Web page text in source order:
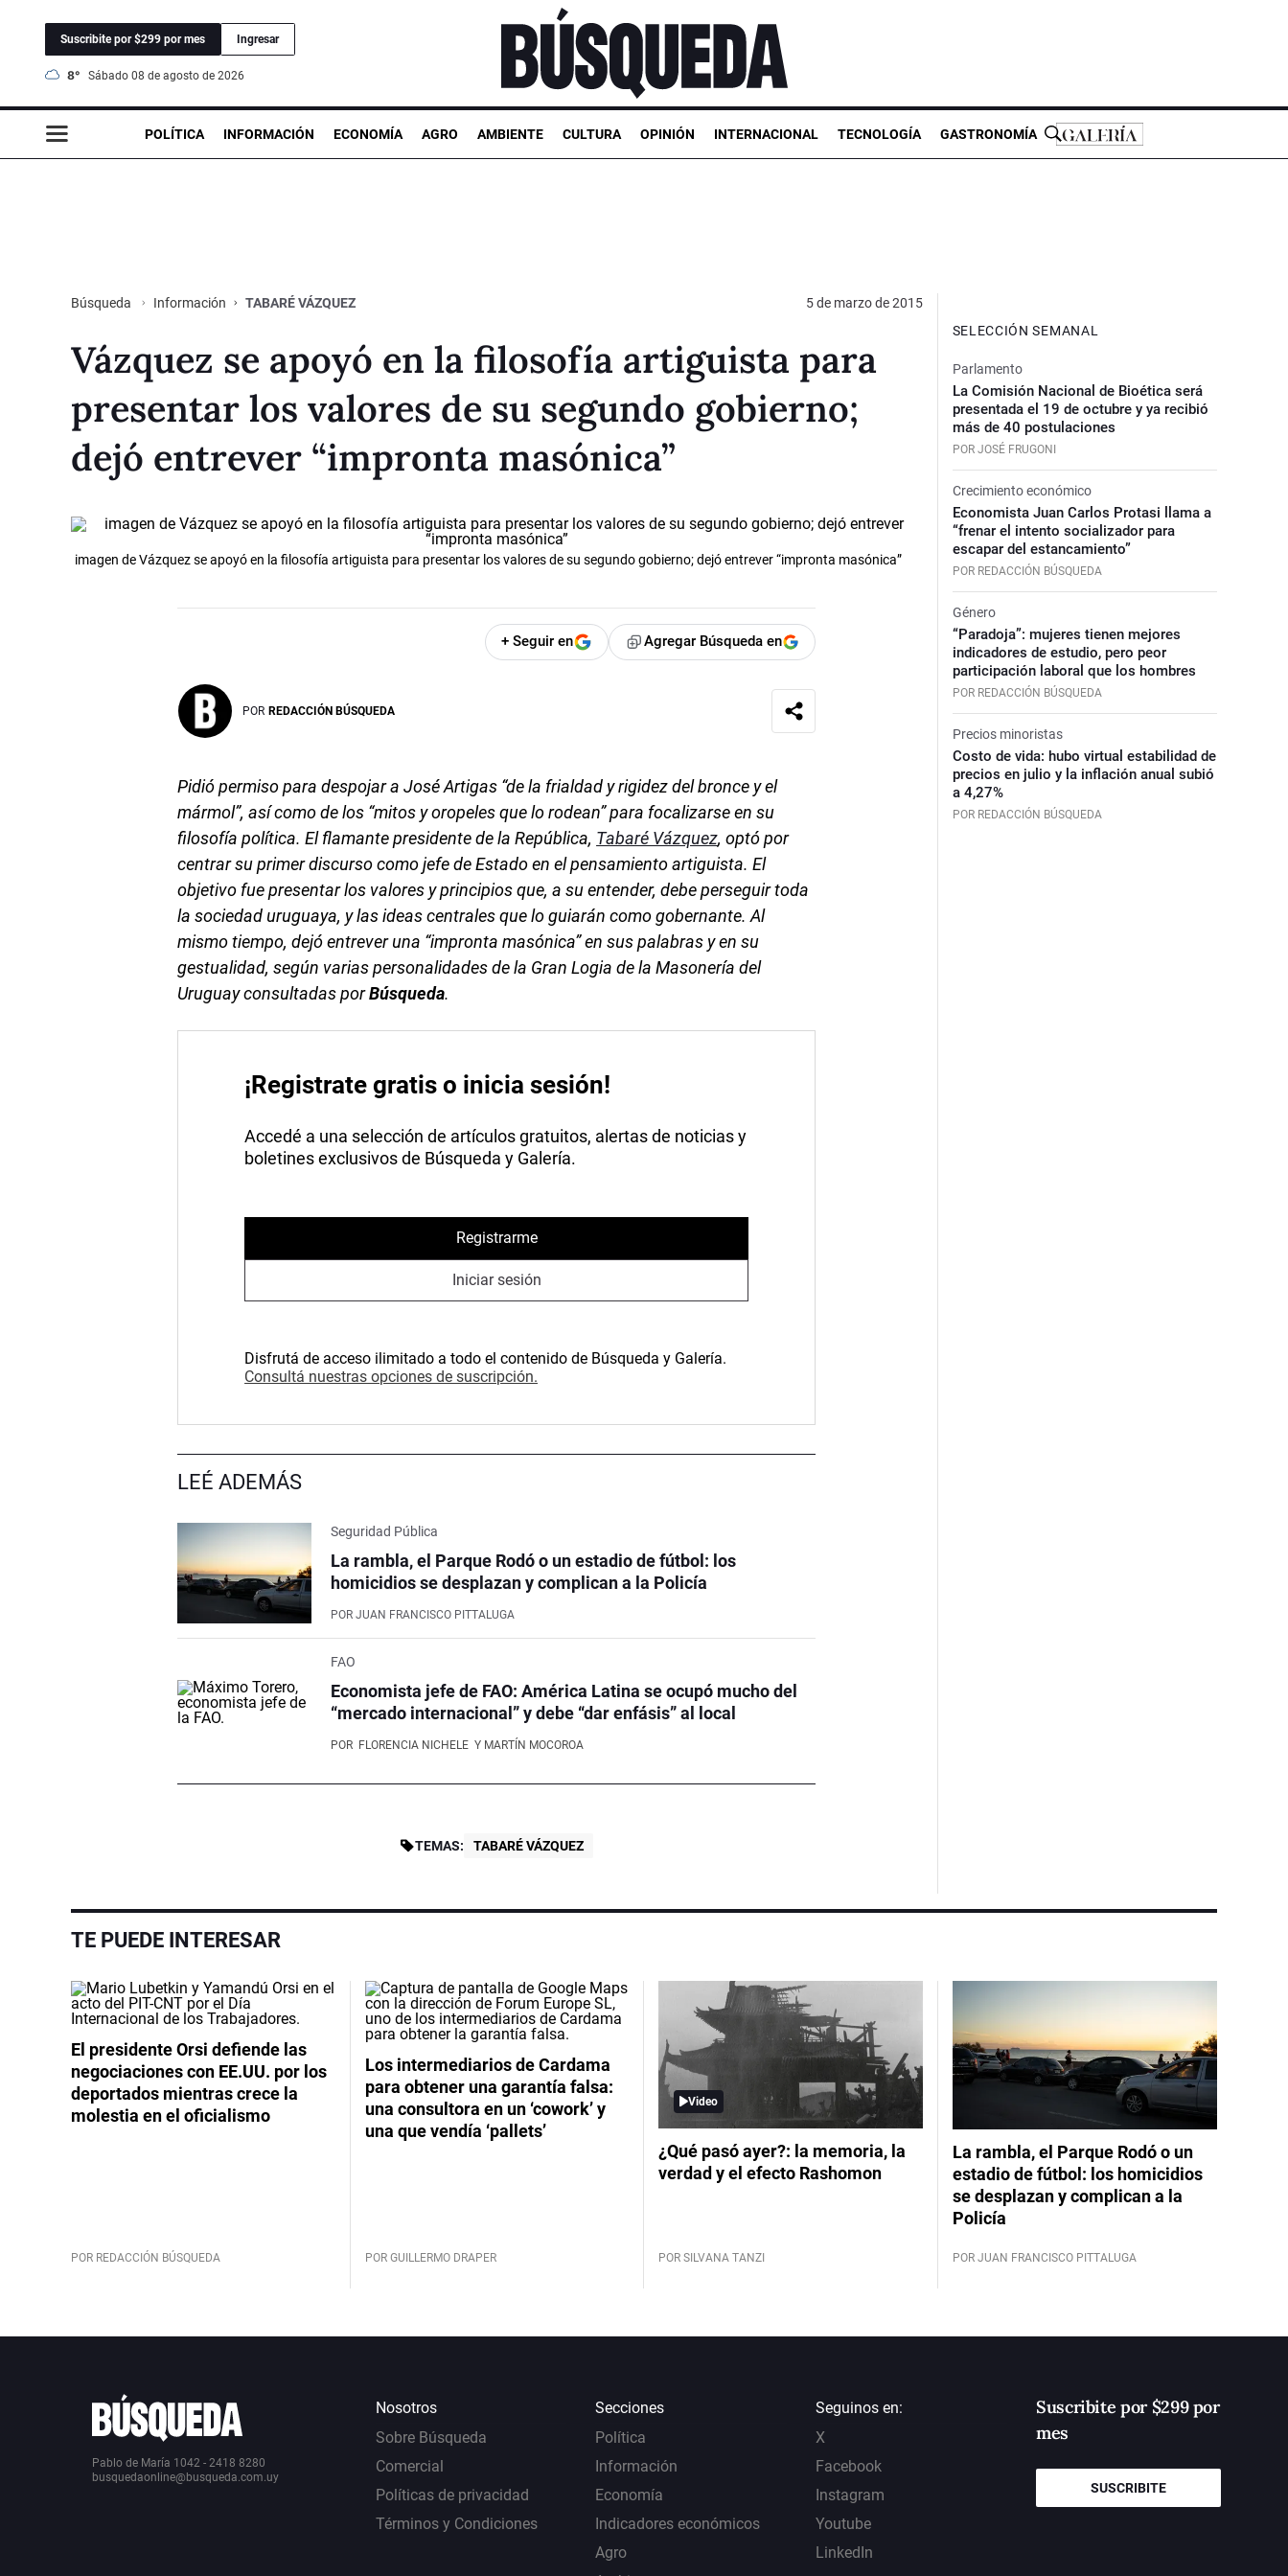
Suscribite por $299 por mes Ingresar
8° sábado 08 de agosto de 2026
POLÍTICA INFORMACIÓN ECONOMÍA AGRO AMBIENTE CULTURA OPINIÓN INTERNACIONAL TECNOLOGÍA GASTRONOMÍA
Búsqueda Información TABARÉ VÁZQUEZ 5 de marzo de 2015
Vázquez se apoyó en la filosofía artiguista para
presentar los valores de su segundo gobierno;
dejó entrever “impronta masónica”
imagen de Vázquez se apoyó en la filosofía artiguista para presentar los valores de su segundo gobierno; dejó entrever “impronta masónica”
+ Seguir en Agregar Búsqueda en
POR REDACCIÓN BÚSQUEDA
Pidió permiso para despojar a José Artigas “de la frialdad y rigidez del bronce y el
mármol”, así como de los “mitos y oropeles que lo rodean” para focalizarse en su
filosofía política. El flamante presidente de la República, Tabaré Vázquez, optó por
centrar su primer discurso como jefe de Estado en el pensamiento artiguista. El
objetivo fue presentar los valores y principios que, a su entender, debe perseguir toda
la sociedad uruguaya, y las ideas centrales que lo guiarán como gobernante. Al
mismo tiempo, dejó entrever una “impronta masónica” en sus palabras y en su
gestualidad, según varias personalidades de la Gran Logia de la Masonería del
Uruguay consultadas porBúsqueda.
¡Registrate gratis o inicia sesión!
Accedé a una selección de artículos gratuitos, alertas de noticias y
boletines exclusivos de Búsqueda y Galería.
Registrarme
Iniciar sesión
Disfrutá de acceso ilimitado a todo el contenido de Búsqueda y Galería.
Consultá nuestras opciones de suscripción.
LEÉ ADEMÁS
Seguridad Pública
La rambla, el Parque Rodó o un estadio de fútbol: los
homicidios se desplazan y complican a la Policía
POR JUAN FRANCISCO PITTALUGA
FAO
Economista jefe de FAO: América Latina se ocupó mucho del
“mercado internacional” y debe “dar enfásis” al local
POR FLORENCIA NICHELE Y MARTÍN MOCOROA
TEMAS: TABARÉ VÁZQUEZ
SELECCIÓN SEMANAL
Parlamento
La Comisión Nacional de Bioética será
presentada el 19 de octubre y ya recibió
más de 40 postulaciones
POR JOSÉ FRUGONI
Crecimiento económico
Economista Juan Carlos Protasi llama a
“frenar el intento socializador para
escapar del estancamiento”
POR REDACCIÓN BÚSQUEDA
Género
“Paradoja”: mujeres tienen mejores
indicadores de estudio, pero peor
participación laboral que los hombres
POR REDACCIÓN BÚSQUEDA
Precios minoristas
Costo de vida: hubo virtual estabilidad de
precios en julio y la inflación anual subió
a 4,27%
POR REDACCIÓN BÚSQUEDA
TE PUEDE INTERESAR
El presidente Orsi defiende las
negociaciones con EE.UU. por los
deportados mientras crece la
molestia en el oficialismo
POR REDACCIÓN BÚSQUEDA
Los intermediarios de Cardama
para obtener una garantía falsa:
una consultora en un ‘cowork’ y
una que vendía ‘pallets’
POR GUILLERMO DRAPER
Video
¿Qué pasó ayer?: la memoria, la
verdad y el efecto Rashomon
POR SILVANA TANZI
La rambla, el Parque Rodó o un
estadio de fútbol: los homicidios
se desplazan y complican a la
Policía
POR JUAN FRANCISCO PITTALUGA
Pablo de María 1042 - 2418 8280
busquedaonline@busqueda.com.uy
Nosotros
Sobre Búsqueda
Comercial
Políticas de privacidad
Términos y Condiciones
Secciones
Política
Información
Economía
Indicadores económicos
Agro
Seguinos en:
X
Facebook
Instagram
Youtube
LinkedIn
Suscribite por $299 por
mes
SUSCRIBITE